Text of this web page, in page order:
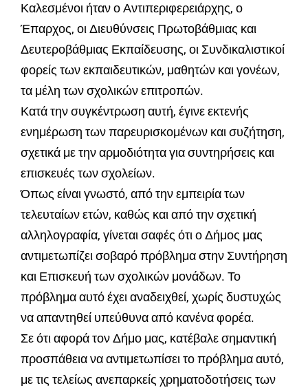
Καλεσμένοι ήταν ο Αντιπεριφερειάρχης, ο
Έπαρχος, οι Διευθύνσεις Πρωτοβάθμιας και
Δευτεροβάθμιας Εκπαίδευσης, οι Συνδικαλιστικοί
φορείς των εκπαιδευτικών, μαθητών και γονέων,
τα μέλη των σχολικών επιτροπών.
Κατά την συγκέντρωση αυτή, έγινε εκτενής
ενημέρωση των παρευρισκομένων και συζήτηση,
σχετικά με την αρμοδιότητα για συντηρήσεις και
επισκευές των σχολείων.
Όπως είναι γνωστό, από την εμπειρία των
τελευταίων ετών, καθώς και από την σχετική
αλληλογραφία, γίνεται σαφές ότι ο Δήμος μας
αντιμετωπίζει σοβαρό πρόβλημα στην Συντήρηση
και Επισκευή των σχολικών μονάδων. Το
πρόβλημα αυτό έχει αναδειχθεί, χωρίς δυστυχώς
να απαντηθεί υπεύθυνα από κανένα φορέα.
Σε ότι αφορά τον Δήμο μας, κατέβαλε σημαντική
προσπάθεια να αντιμετωπίσει το πρόβλημα αυτό,
με τις τελείως ανεπαρκείς χρηματοδοτήσεις των